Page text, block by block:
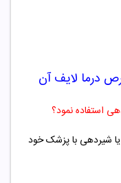
درما لایف آن
شیردهی با پزشک خود